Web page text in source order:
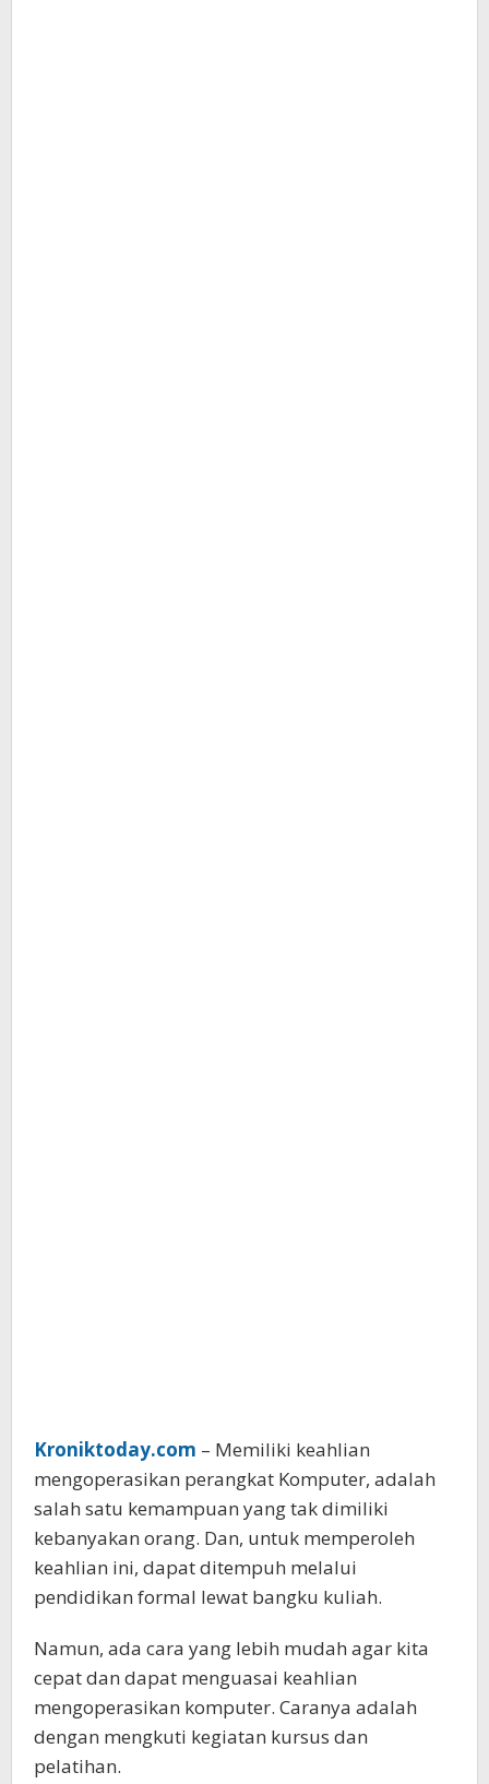
Kroniktoday.com – Memiliki keahlian
mengoperasikan perangkat Komputer, adalah
salah satu kemampuan yang tak dimiliki
kebanyakan orang. Dan, untuk memperoleh
keahlian ini, dapat ditempuh melalui
pendidikan formal lewat bangku kuliah.
Namun, ada cara yang lebih mudah agar kita
cepat dan dapat menguasai keahlian
mengoperasikan komputer. Caranya adalah
dengan mengkuti kegiatan kursus dan
pelatihan.